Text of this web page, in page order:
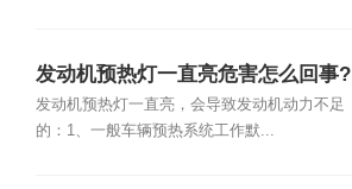
发动机预热灯一直亮危害怎么回事?
发动机预热灯一直亮，会导致发动机动力不足
的：1、一般车辆预热系统工作默...